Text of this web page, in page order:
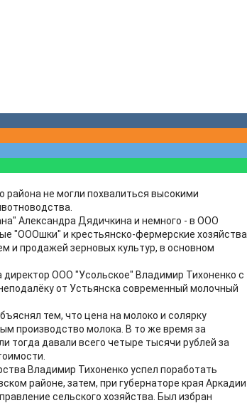
района не могли похвалиться высокими
Александра Дядичкина и немного - в ООО
"ОООшки" и крестьянско-фермерские хозяйства
и продажей зерновых культур, в основном
директор ООО "Усольское" Владимир Тихоненко с
от Устьянска современный молочный
тем, что цена на молоко и солярку
производство молока. В то же время за
тогда давали всего четыре тысячи рублей за
Владимир Тихоненко успел поработать
районе, затем, при губернаторе края Аркадии
сельского хозяйства. Был избран